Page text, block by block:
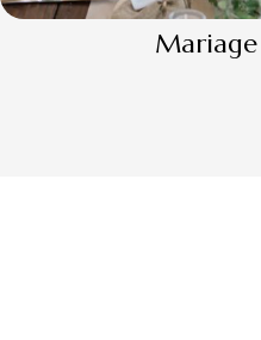
Mariage